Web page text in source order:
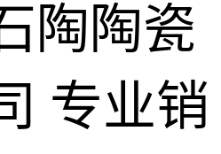
陶陶瓷
专业销